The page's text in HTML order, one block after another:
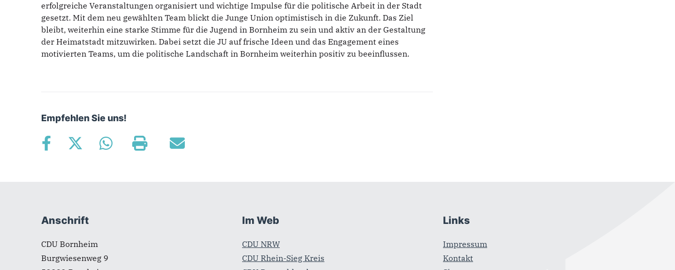
erfolgreiche Veranstaltungen organisiert und wichtige Impulse für die politische Arbeit in der Stadt
gesetzt. Mit dem neu gewählten Team blickt die Junge Union optimistisch in die Zukunft. Das Ziel
bleibt, weiterhin eine starke Stimme für die Jugend in Bornheim zu sein und aktiv an der Gestaltung
der Heimatstadt mitzuwirken. Dabei setzt die JU auf frische Ideen und das Engagement eines
motivierten Teams, um die politische Landschaft in Bornheim weiterhin positiv zu beeinflussen.
Empfehlen Sie uns!
Fußbereich
Anschrift
CDU Bornheim
Burgwiesenweg 9
Im Web
CDU NRW
CDU Rhein-Sieg Kreis
Links
Impressum
Kontakt